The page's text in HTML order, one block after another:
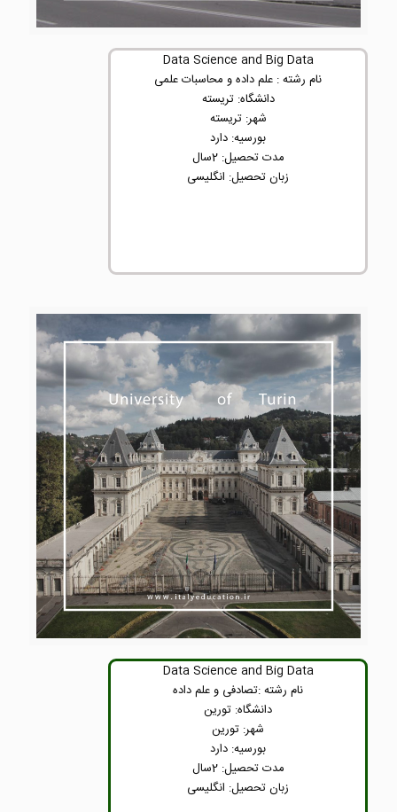
Data Science and Big Data
نام رشته : علم داده و محاسبات علمی
دانشگاه: تریسته
شهر: تریسته
بورسیه: دارد
مدت تحصیل: 2سال
زبان تحصیل: انگلیسی
Data Science and Big Data
نام رشته :تصادفی و علم داده
دانشگاه: تورین
شهر: تورین
بورسیه: دارد
مدت تحصیل: 2سال
زبان تحصیل: انگلیسی